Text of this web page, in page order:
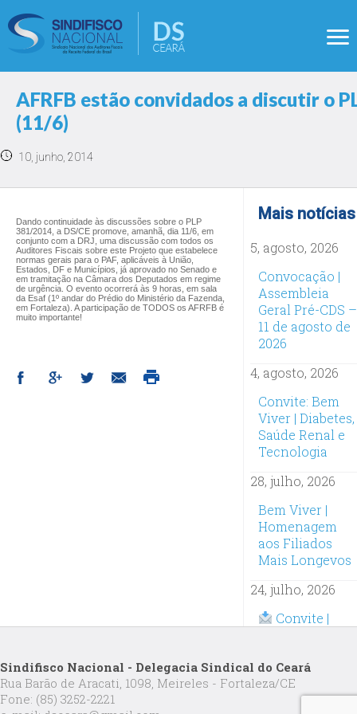
AFRFB estão convidados a discutir o
(11/6)
10, junho, 2014
Dando continuidade às discussões sobre o PLP
381/2014, a DS/CE promove, amanhã, dia 11/6, em
conjunto com a DRJ, uma discussão com todos os
Auditores Fiscais sobre este Projeto que estabelece
normas gerais para o PAF, aplicáveis à União,
Estados, DF e Municípios, já aprovado no Senado e
em tramitação na Câmara dos Deputados em regime
de urgência. O evento ocorrerá às 9 horas, em sala
da Esaf (1º andar do Prédio do Ministério da Fazenda,
em Fortaleza). A participação de TODOS os AFRFB é
muito importante!
Mais notícias
5, agosto, 2026
Convocação |
Assembleia
Geral Pré-CDS –
11 de agosto de
2026
4, agosto, 2026
Convite: Bem
Viver | Diabetes,
Saúde Renal e
Tecnologia
28, julho, 2026
Bem Viver |
Homenagem
aos Filiados
Mais Longevos
24, julho, 2026
Convite |
Artificial na
Prática:
Inscrições
Sindifisco Nacional - Delegacia Sindical do Ceará
Rua Barão de Aracati, 1098, Meireles - Fortaleza/CE
Fone: (85) 3252-2221